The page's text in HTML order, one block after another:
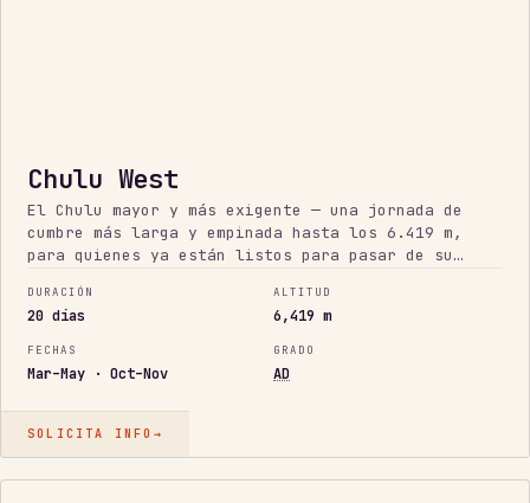
Chulu West
El Chulu mayor y más exigente — una jornada de
cumbre más larga y empinada hasta los 6.419 m,
para quienes ya están listos para pasar de su
DURACIÓN
20 días
ALTITUD
6,419 m
FECHAS
Mar–May · Oct–Nov
GRADO
AD
SOLICITA INFO →